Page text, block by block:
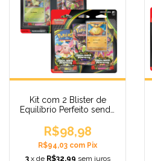
Kit com 2 Blister de
Equilíbrio Perfeito sendo
1 Triplo Makuhita
Pokémon
Megaevolução
R$98,98
R$94,03 com Pix
3 x de R$32,99 sem juros